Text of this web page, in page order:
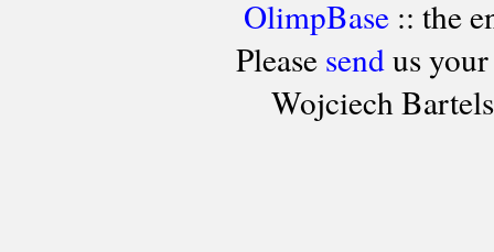
OlimpBase:: the
Please sendus your
Wojciech